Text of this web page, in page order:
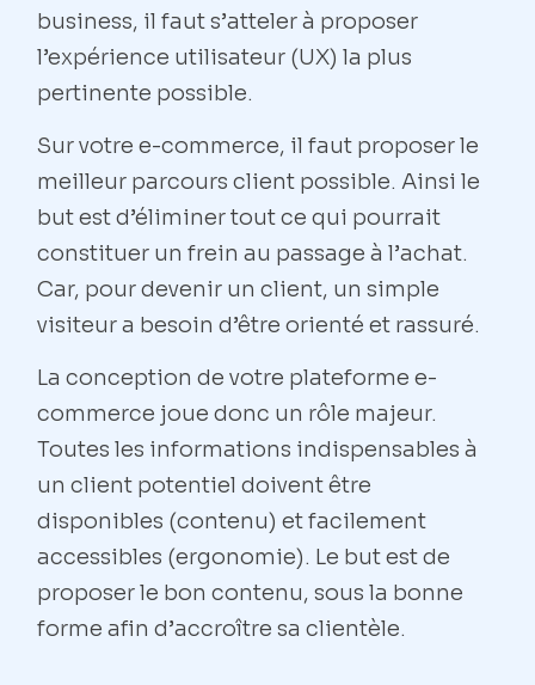
business, il faut s’atteler à proposer
l’expérience utilisateur (UX) la plus
pertinente possible.
Sur votre e-commerce, il faut proposer le
meilleur parcours client possible. Ainsi le
but est d’éliminer tout ce qui pourrait
constituer un frein au passage à l’achat.
Car, pour devenir un client, un simple
visiteur a besoin d’être orienté et rassuré.
La conception de votre plateforme e-
commerce joue donc un rôle majeur.
Toutes les informations indispensables à
un client potentiel doivent être
disponibles (contenu) et facilement
accessibles (ergonomie). Le but est de
proposer le bon contenu, sous la bonne
forme afin d’accroître sa clientèle.